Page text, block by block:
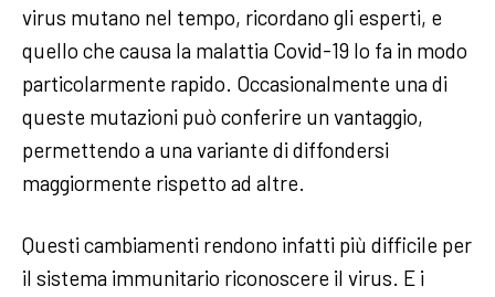
virus mutano nel tempo, ricordano gli esperti, e
quello che causa la malattia Covid-19 lo fa in modo
particolarmente rapido. Occasionalmente una di
queste mutazioni può conferire un vantaggio,
permettendo a una variante di diffondersi
maggiormente rispetto ad altre.
Questi cambiamenti rendono infatti più difficile per
il sistema immunitario riconoscere il virus. E i